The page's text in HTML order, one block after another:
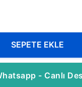
SEPETE EKLE
- Canlı